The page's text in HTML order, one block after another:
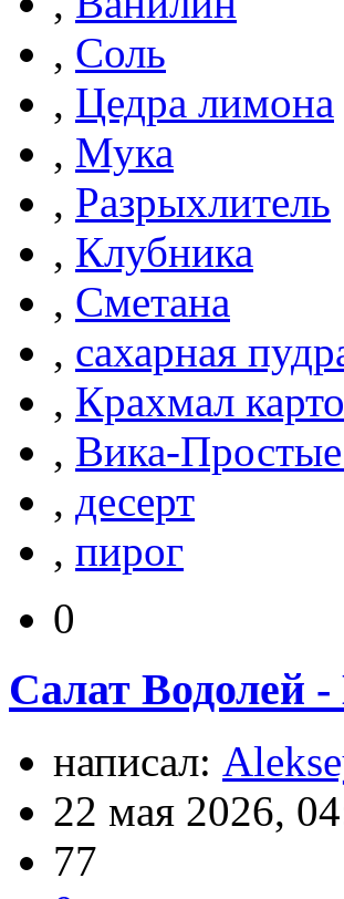
, Соль
, Цедра лимона
, Мука
, Разрыхлитель
, Клубника
, Сметана
, сахарная
, Крахмал
, Вика-
, десерт
, пирог
0
Салат Водолей
написал:
22 мая 2026,
77